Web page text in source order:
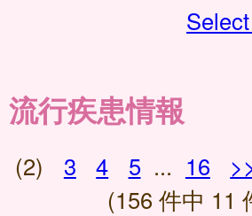
流行疾患情報
(2) 3 4 5 ... 16
(156 件中 11